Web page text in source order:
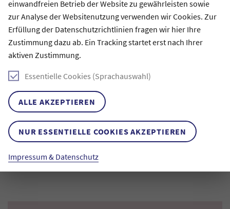
einwandfreien Betrieb der Website zu gewährleisten sowie
zur Analyse der Websitenutzung verwenden wir Cookies. Zur
Erfüllung der Datenschutzrichtlinien fragen wir hier Ihre
Zustimmung dazu ab. Ein Tracking startet erst nach Ihrer
aktiven Zustimmung.
Essentielle Cookies (Sprachauswahl)
ALLE AKZEPTIEREN
NUR ESSENTIELLE COOKIES AKZEPTIEREN
Impressum & Datenschutz
BEWERBUNGSFRIST
Die nächste B-MINT-Bewerbungsphase läuft vom 1.
Dezember 2025 bis zum 14. Januar 2026.
ZUM BEWERBUNGSPORTAL
DATENSCHUTZ
Zur Bewerbung und Betreuung verarbeitet die Claussen-
Simon-Stiftung personenbezogene Daten. Unsere
Datenschutzbestimmungen können Sie hier nachlesen.